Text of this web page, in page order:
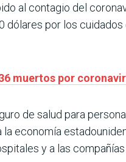
al contagio del
por los
muertos por
de salud para
economía
y a las